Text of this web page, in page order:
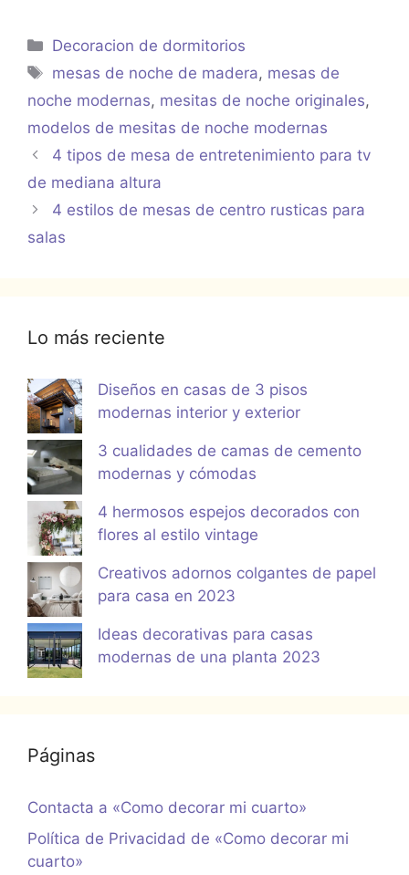
Categorías
Decoracion de dormitorios
Etiquetas
mesas de noche de madera, mesas de
noche modernas, mesitas de noche originales,
modelos de mesitas de noche modernas
4 tipos de mesa de entretenimiento para tv
de mediana altura
4 estilos de mesas de centro rusticas para
salas
Lo más reciente
Diseños en casas de 3 pisos
modernas interior y exterior
3 cualidades de camas de cemento
modernas y cómodas
4 hermosos espejos decorados con
flores al estilo vintage
Creativos adornos colgantes de papel
para casa en 2023
Ideas decorativas para casas
modernas de una planta 2023
Páginas
Contacta a «Como decorar mi cuarto»
Política de Privacidad de «Como decorar mi
cuarto»